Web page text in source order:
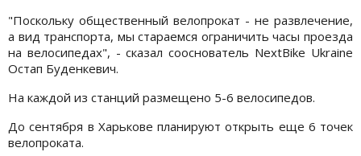
"Поскольку общественный велопрокат - не развлечение,
а вид транспорта, мы стараемся ограничить часы проезда
на велосипедах", - сказал сооснователь NextBike Ukraine
Остап Буденкевич.
На каждой из станций размещено 5-6 велосипедов.
До сентября в Харькове планируют открыть еще 6 точек
велопроката.